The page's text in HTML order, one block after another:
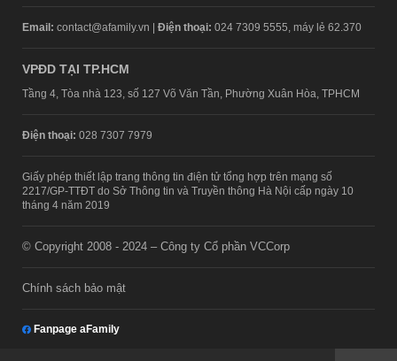
Email: contact@afamily.vn | Điện thoại: 024 7309 5555, máy lẻ 62.370
VPĐD TẠI TP.HCM
Tầng 4, Tòa nhà 123, số 127 Võ Văn Tần, Phường Xuân Hòa, TPHCM
Điện thoại: 028 7307 7979
Giấy phép thiết lập trang thông tin điện tử tổng hợp trên mạng số
2217/GP-TTĐT do Sở Thông tin và Truyền thông Hà Nội cấp ngày 10
tháng 4 năm 2019
© Copyright 2008 - 2024 – Công ty Cổ phần VCCorp
Chính sách bảo mật
Fanpage aFamily